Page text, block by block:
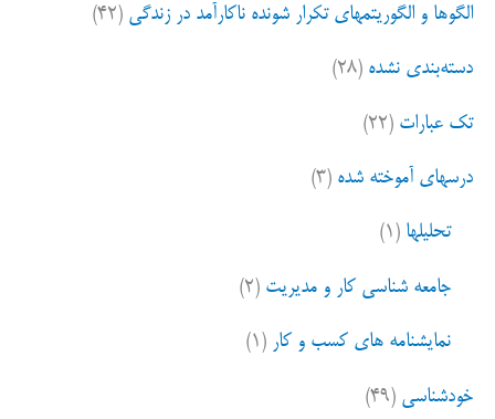
الگوها و الگوریتمهای تکرار شونده ناکارآمد در زندگی (۴۲)
دسته‌بندی نشده (۲۸)
تک عبارات (۲۲)
درسهای آموخته شده (۳)
تحلیلها (۱)
جامعه شناسی کار و مدیریت (۲)
نمایشنامه های کسب و کار (۱)
خودشناسی (۴۹)